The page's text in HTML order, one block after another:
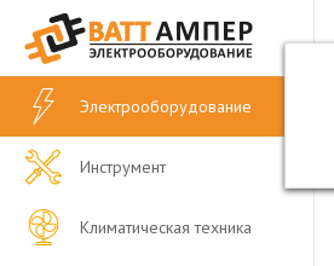
Электрооборудование
Инструмент
Климатическая техника